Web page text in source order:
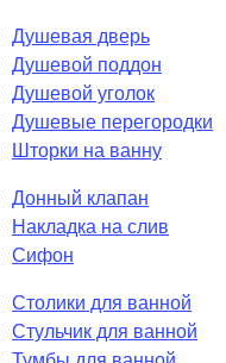
Душевая дверь
Душевой поддон
Душевой уголок
Душевые перегородки
Шторки на ванну
Донный клапан
Накладка на слив
Сифон
Столики для ванной
Стульчик для ванной